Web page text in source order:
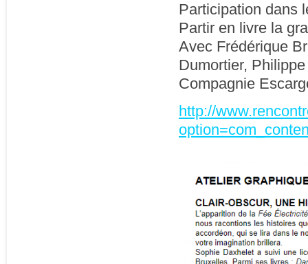
Participation dans
Partir en livre la
Avec Frédérique
Dumortier,
Compagnie
http://